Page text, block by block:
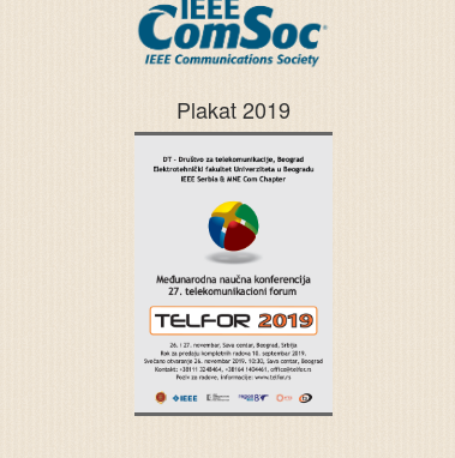
Plakat 2019